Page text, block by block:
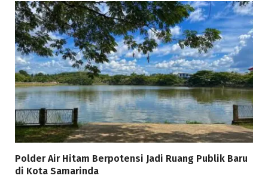
Polder Air Hitam Berpotensi Jadi Ruang Publik Baru
di Kota Samarinda